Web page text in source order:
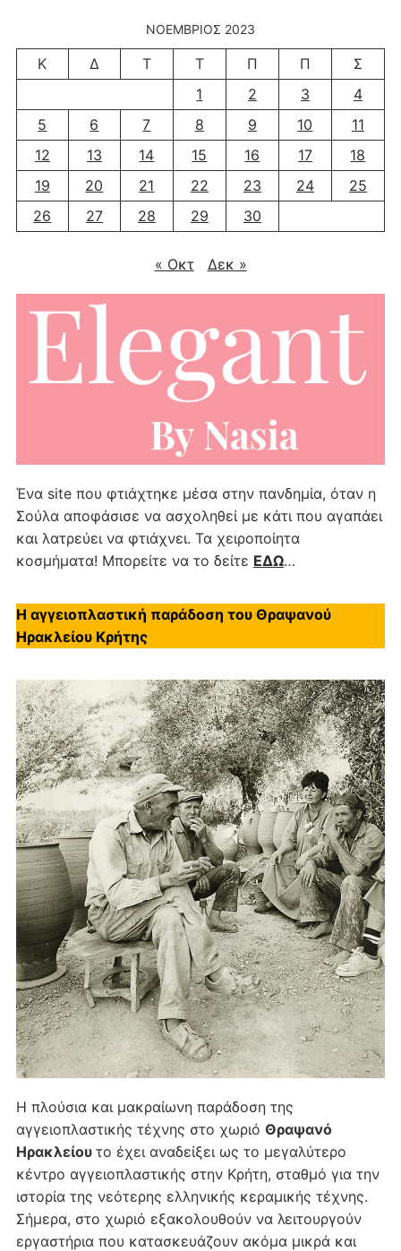
ΝΟΈΜΒΡΙΟΣ 2023
Κ Δ Τ Τ Π Π
Σ
1
2 3
4
5
6 7 8 9 10
11
12
13 14 15 16 17
18
19
20 21 22 23 24
25
26
27 28 29 30
« Οκτ Δεκ »
Ένα site που φτιάχτηκε μέσα στην πανδημία, όταν η
Σούλα αποφάσισε να ασχοληθεί με κάτι που αγαπάει
και λατρεύει να φτιάχνει. Τα χειροποίητα
κοσμήματα! Μπορείτε να το δείτε ΕΔΩ…
Η αγγειοπλαστική παράδοση του Θραψανού
Ηρακλείου Κρήτης
Η πλούσια και μακραίωνη παράδοση της
αγγειοπλαστικής τέχνης στο χωριό Θραψανό
Ηρακλείου το έχει αναδείξει ως το μεγαλύτερο
κέντρο αγγειοπλαστικής στην Κρήτη, σταθμό για την
ιστορία της νεότερης ελληνικής κεραμικής τέχνης.
Σήμερα, στο χωριό εξακολουθούν να λειτουργούν
εργαστήρια που κατασκευάζουν ακόμα μικρά και